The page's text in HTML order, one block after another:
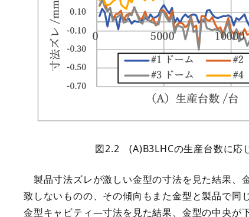
図2.2 (A)B3LHCの生産台数に
製品寸法ズレが激しい金型の寸法を見た結果、
致しないものの、その傾向もまた金型と製品で
金型キャビティ―寸法を見た結果、金型の中央が